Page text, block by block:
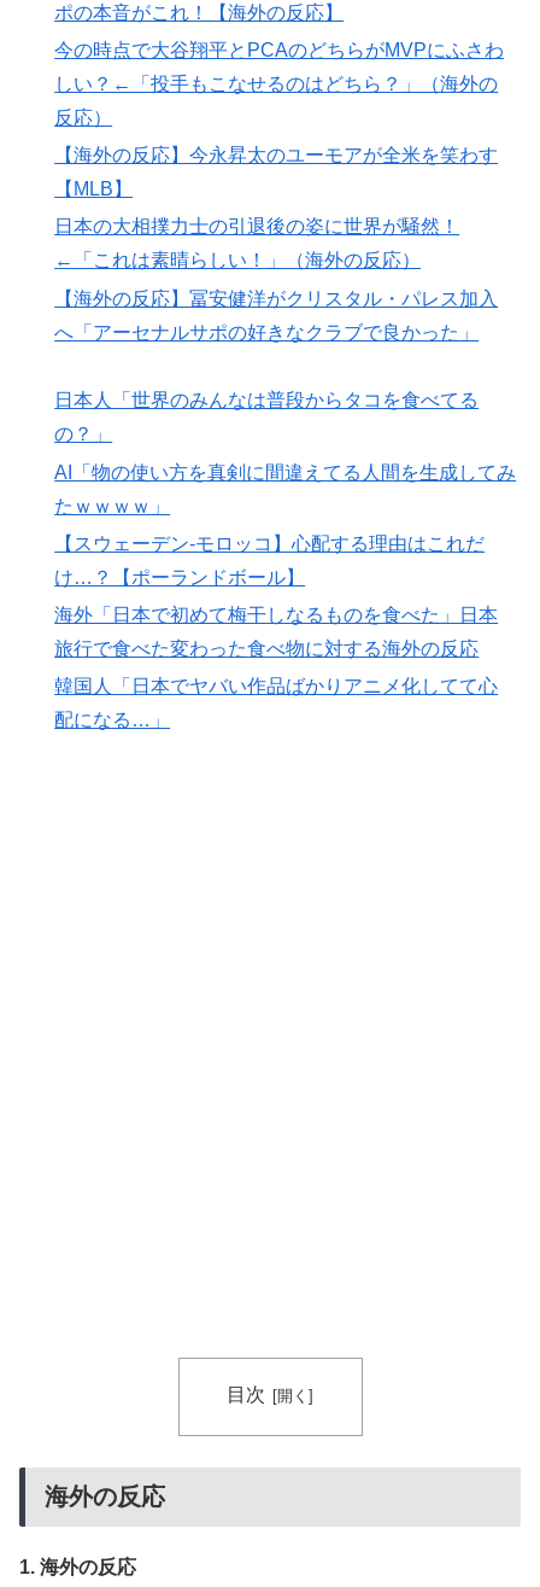
▶ 【スウェーデン-モロッコ】心配する理由はこれだ
け…？【ポーランドボール】
▶
海外「さすが日本！」日本の医療従事者の倫理観の高さ
に海外が超感動
【海外の反応】韓国が日本による竹島の領有権主張に対
して強く抗議したらしい → 「もはや毎年の恒例行事だ
な」「他のことから国民の目をそらせるからお互いの政
府にとって都合がいいんだよ」
韓国政府、謝罪をすれば賠償を放棄する案を日本側に提
想？
▶ 海外「日本人がアメリカに対してとても良いことを言っ
▶
▶
韓国人「どうやら五輪サッカー日韓戦でも審判の接待が
＝韓国の反応
逆 → 「予想通りの結果」「この2人は合体してくれ」
海外「先進国で日本だけパスポート所有率が低すぎる、
ポの本音がこれ！【海外の反応】
今の時点で大谷翔平とPCAのどちらがMVPにふさわ
しい？←「投手もこなせるのはどちら？」（海外の
反応）
【海外の反応】今永昇太のユーモアが全米を笑わす
【MLB】
日本の大相撲力士の引退後の姿に世界が騒然！
←「これは素晴らしい！」（海外の反応）
【海外の反応】冨安健洋がクリスタル・パレス加入
へ「アーセナルサポの好きなクラブで良かった」
日本人「世界のみんなは普段からタコを食べてる
の？」
AI「物の使い方を真剣に間違えてる人間を生成してみ
たｗｗｗｗ」
【スウェーデン-モロッコ】心配する理由はこれだ
け…？【ポーランドボール】
海外「日本で初めて梅干しなるものを食べた」日本
旅行で食べた変わった食べ物に対する海外の反応
韓国人「日本でヤバい作品ばかりアニメ化してて心
配になる…」
目次
海外の反応
1. 海外の反応